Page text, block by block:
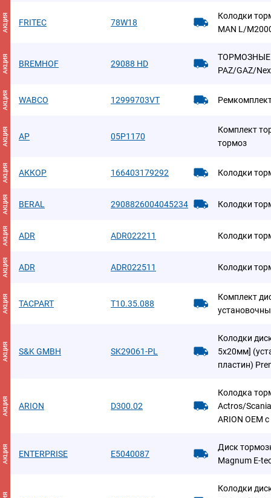
АКЦИЯ FRITEC 78W18
Колодки
MAN L/
АКЦИЯ BREMHOF 29088 HD
ТОРМОЗНЫЕ
PAZ/GAZ/
АКЦИЯ WABCO 12999703VT
АКЦИЯ AP 05P1170
Комплект
тормоз
АКЦИЯ АККОР 166403179292 Колодки
АКЦИЯ BERAL 2908826004045234 Колодки
АКЦИЯ ADR ADR022211 Колодки
АКЦИЯ ADR ADR022511 Колодки
АКЦИЯ TACPART T10.35.088
Комплект
АКЦИЯ S&K GMBH SK29061-PL
Колодки
5х20мм]
пластин)
АКЦИЯ ARION D300.02
Колодка
Actros/
ARION OEM
АКЦИЯ ENTERPRISE E5040087
Диск
Magnum E-
Колодки